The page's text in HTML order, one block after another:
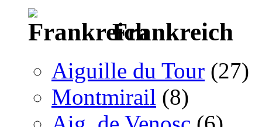
Frankreich
Aiguille du Tour (27)
Montmirail (8)